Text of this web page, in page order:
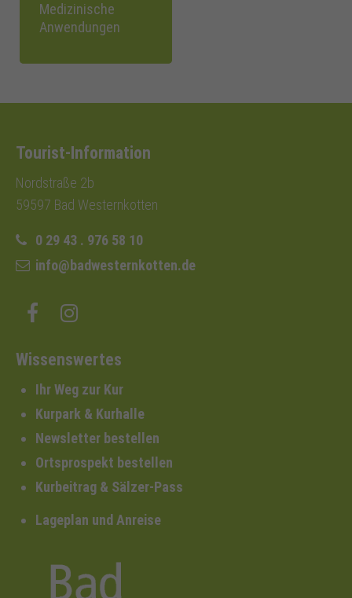
Medizinische
Anwendungen
Tourist-Information
Nordstraße 2b
59597 Bad Westernkotten
0 29 43 . 976 58 10
info@badwesternkotten.de
Wissenswertes
Ihr Weg zur Kur
Kurpark & Kurhalle
Newsletter bestellen
Ortsprospekt bestellen
Kurbeitrag & Sälzer-Pass
Lageplan und Anreise